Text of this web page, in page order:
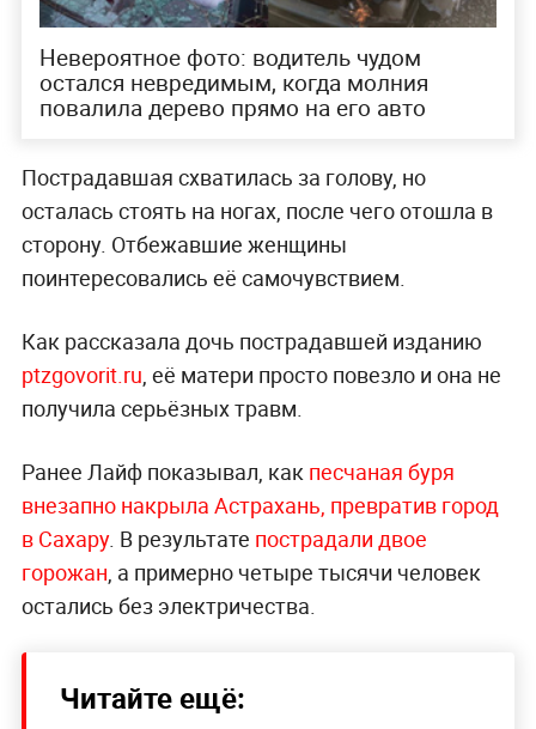
Невероятное фото: водитель чудом
остался невредимым, когда молния
повалила дерево прямо на его авто
Пострадавшая схватилась за голову, но
осталась стоять на ногах, после чего отошла в
сторону. Отбежавшие женщины
поинтересовались её самочувствием.
Как рассказала дочь пострадавшей изданию
ptzgovorit.ru , её матери просто повезло и она не
получила серьёзных травм.
Ранее Лайф показывал, как песчаная буря
внезапно накрыла Астрахань, превратив город
в Сахару. В результате пострадали двое
горожан , а примерно четыре тысячи человек
остались без электричества.
Читайте ещё: